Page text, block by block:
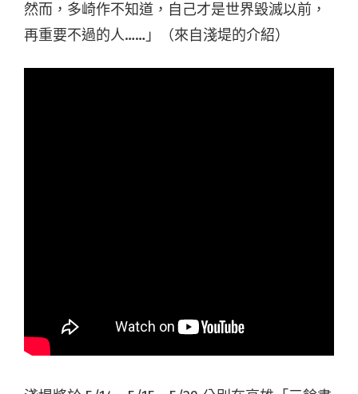
然而，多崎作不知道，自己才是世界毀滅以前，
再重要不過的人……」（來自淺堤的介紹）